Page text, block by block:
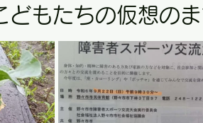
どもたちの仮想の